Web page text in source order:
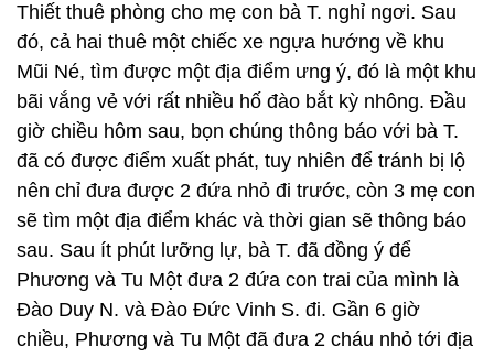
Thiết thuê phòng cho mẹ con bà T. nghỉ ngơi. Sau
đó, cả hai thuê một chiếc xe ngựa hướng về khu
Mũi Né, tìm được một địa điểm ưng ý, đó là một khu
bãi vắng vẻ với rất nhiều hố đào bắt kỳ nhông. Đầu
giờ chiều hôm sau, bọn chúng thông báo với bà T.
đã có được điểm xuất phát, tuy nhiên để tránh bị lộ
nên chỉ đưa được 2 đứa nhỏ đi trước, còn 3 mẹ con
sẽ tìm một địa điểm khác và thời gian sẽ thông báo
sau. Sau ít phút lưỡng lự, bà T. đã đồng ý để
Phương và Tu Một đưa 2 đứa con trai của mình là
Đào Duy N. và Đào Đức Vinh S. đi. Gần 6 giờ
chiều, Phương và Tu Một đã đưa 2 cháu nhỏ tới địa